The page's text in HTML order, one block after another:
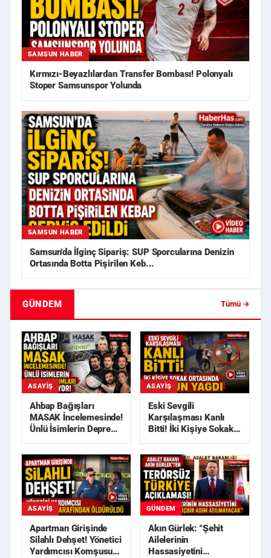
SAMSUN HABER
Kırmızı-Beyazlılardan Transfer Bombası! Polonyalı
Stoper Samsunspor Yolunda
SAMSUN HABER
Samsun'da İlginç Sipariş: SUP Sporcularına Denizin
Ortasında Botta Pişirilen Keb...
GÜNDEM Tümü →
ASAYIŞ
Ahbap Bağışları
MASAK İncelemesinde!
Ünlü İsimlerin Deprem
ASAYIŞ
Eski Sevgili
Karşılaşması Kanlı
Bitti! İki Kişiye Sokak
ASAYIŞ
Apartman Girişinde
Silahlı Dehşet! Yönetici
Yardımcısı Komşusu
GÜNDEM
Akın Gürlek: "Şehit
Ailelerinin
Hassasiyetini